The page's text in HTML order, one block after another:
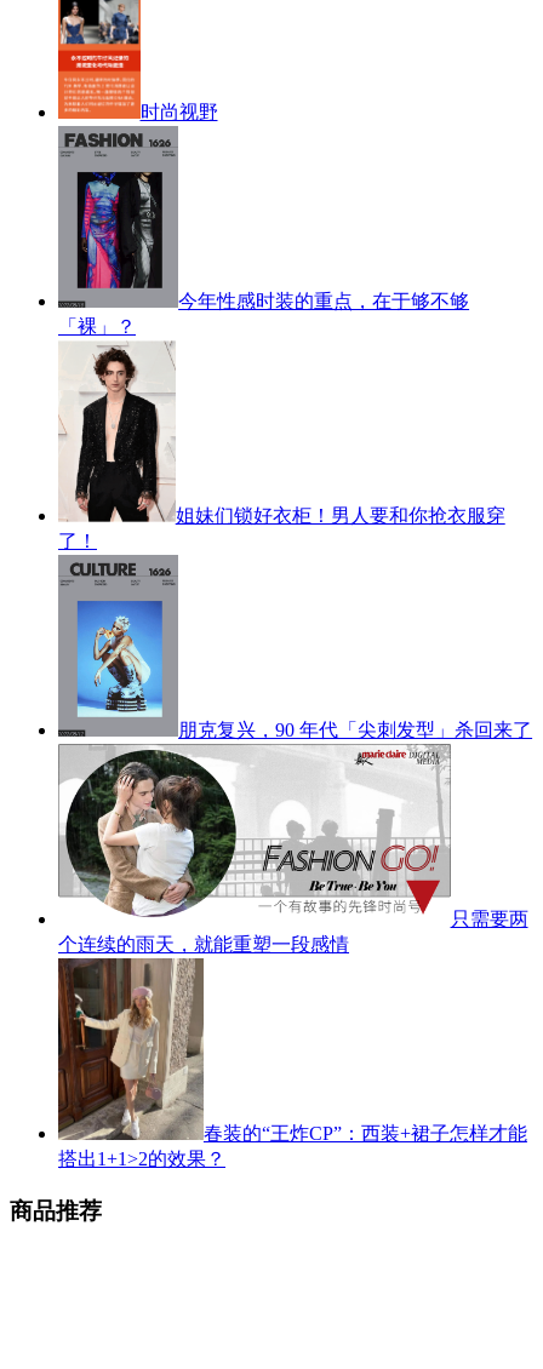
时尚视野
今年性感时装的重点，在于够不够
「裸」？
姐妹们锁好衣柜！男人要和你抢衣服穿
了！
朋克复兴，90 年代「尖刺发型」杀回来了
只需要两
个连续的雨天，就能重塑一段感情
春装的“王炸CP”：西装+裙子怎样才能
搭出1+1>2的效果？
商品推荐